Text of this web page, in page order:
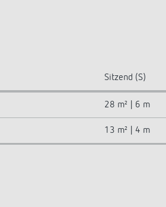
Sitzend (S)
28 m² | 6 m
13 m² | 4 m